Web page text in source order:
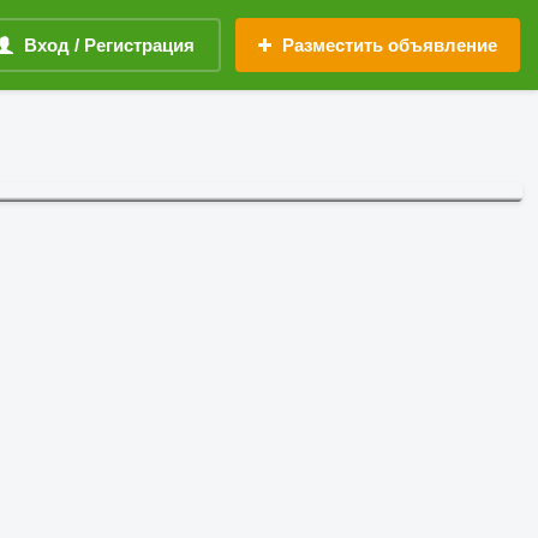
Вход / Регистрация Разместить объявление